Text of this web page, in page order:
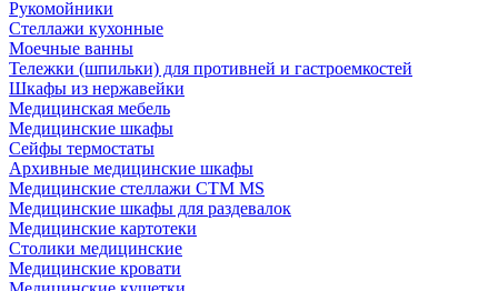
Рукомойники
Стеллажи кухонные
Моечные ванны
Тележки (шпильки) для противней и гастроемкостей
Шкафы из нержавейки
Медицинская мебель
Медицинские шкафы
Сейфы термостаты
Архивные медицинские шкафы
Медицинские стеллажи CTM MS
Медицинские шкафы для раздевалок
Медицинские картотеки
Столики медицинские
Медицинские кровати